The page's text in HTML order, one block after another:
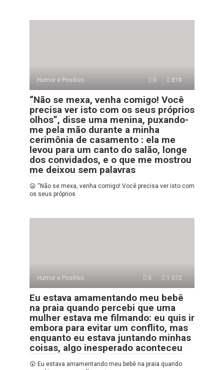
Humor e Positivo 0 818
“Não se mexa, venha comigo! Você
precisa ver isto com os seus próprios
olhos”, disse uma menina, puxando-
me pela mão durante a minha
cerimônia de casamento : ela me
levou para um canto do salão, longe
dos convidados, e o que me mostrou
me deixou sem palavras
😦 “Não se mexa, venha comigo! Você precisa ver isto com
os seus próprios
Humor e Positivo 0 1.072
Eu estava amamentando meu bebê
na praia quando percebi que uma
mulher estava me filmando: eu quis ir
embora para evitar um conflito, mas
enquanto eu estava juntando minhas
coisas, algo inesperado aconteceu
😲 Eu estava amamentando meu bebê na praia quando